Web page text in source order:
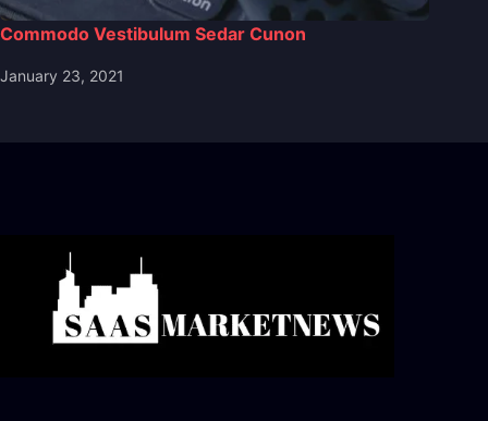
Commodo Vestibulum Sedar Cunon
January 23, 2021